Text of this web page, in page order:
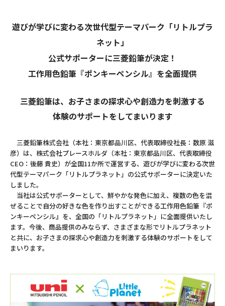
遊びが学びに変わる次世代型テーマパーク「リトルプラ
ネット」
公式サポーターに三菱鉛筆が決定！
工作用色鉛筆『ポンキーペンシル』を全面提供
三菱鉛筆は、お子さまの探求心や創造力を刺激する
体験のサポートをしてまいります
三菱鉛筆株式会社（本社：東京都品川区、代表取締役社長：数原 滋
彦）は、株式会社プレースホルダ（本社：東京都品川区、代表取締役
CEO：後藤 貴史）が全国11か所で運営する、遊びが学びに変わる次世
代型テーマパーク「リトルプラネット」の公式サポーターに決定いた
しました。
当社は公式サポーターとして、鮮やかな発色に加え、複数の色を混
ぜることで自分の好きな色を作り出すことができる工作用色鉛筆『ポ
ンキーペンシル』を、全国の「リトルプラネット」に全面提供いたし
ます。今後、商品提供のみならず、さまざまな形でリトルプラネット
と共に、お子さまの探求心や創造力を刺激する体験のサポートをして
まいります。